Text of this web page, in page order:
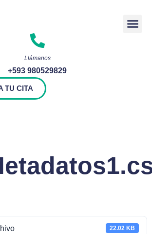
Llámanos
+593 980529829
TU CITA
22.02 KB